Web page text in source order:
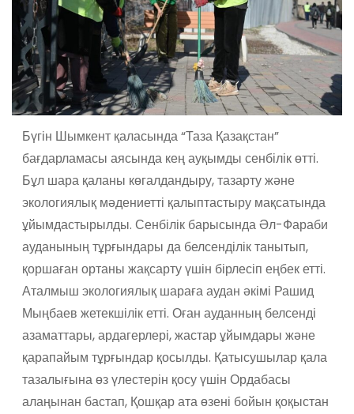
Бүгін Шымкент қаласында “Таза Қазақстан”
бағдарламасы аясында кең ауқымды сенбілік өтті.
Бұл шара қаланы көгалдандыру, тазарту және
экологиялық мәдениетті қалыптастыру мақсатында
ұйымдастырылды. Сенбілік барысында Әл-Фараби
ауданының тұрғындары да белсенділік танытып,
қоршаған ортаны жақсарту үшін бірлесіп еңбек етті.
Аталмыш экологиялық шараға аудан әкімі Рашид
Мыңбаев жетекшілік етті. Оған ауданның белсенді
азаматтары, ардагерлері, жастар ұйымдары және
қарапайым тұрғындар қосылды. Қатысушылар қала
тазалығына өз үлестерін қосу үшін Ордабасы
алаңынан бастап, Қошқар ата өзені бойын қоқыстан